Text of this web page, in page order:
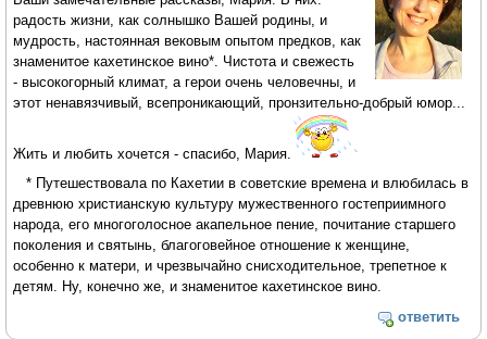
радость жизни, как солнышко Вашей родины, и
мудрость, настоянная вековым опытом предков, как
знаменитое кахетинское вино*. Чистота и свежесть
- высокогорный климат, а герои очень человечны, и
этот ненавязчивый, всепроникающий, пронзительно-добрый юмор...
Жить и любить хочется - спасибо, Мария.
* Путешествовала по Кахетии в советские времена и влюбилась в
древнюю христианскую культуру мужественного гостеприимного
народа, его многоголосное акапельное пение, почитание старшего
поколения и святынь, благоговейное отношение к женщине,
особенно к матери, и чрезвычайно снисходительное, трепетное к
детям. Ну, конечно же, и знаменитое кахетинское вино.
ответить